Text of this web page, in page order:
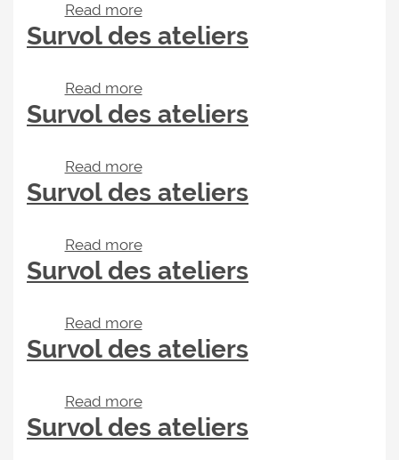
Read moreabout Survol des ateliers
Survol des ateliers
Read moreabout Survol des ateliers
Survol des ateliers
Read moreabout Survol des ateliers
Survol des ateliers
Read moreabout Survol des ateliers
Survol des ateliers
Read moreabout Survol des ateliers
Survol des ateliers
Read moreabout Survol des ateliers
Survol des ateliers